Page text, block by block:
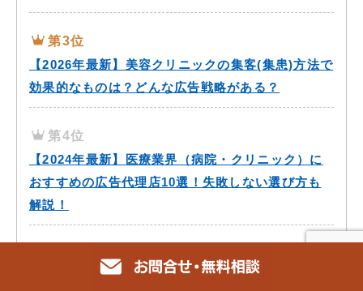
第3位
【2026年最新】美容クリニックの集客(集患)方法で
効果的なものは？どんな広告戦略がある？
第4位
【2024年最新】医療業界（病院・クリニック）に
おすすめの広告代理店10選！失敗しない選び方も
解説！
Bingウェブマスターツールの登録方法と使い方に